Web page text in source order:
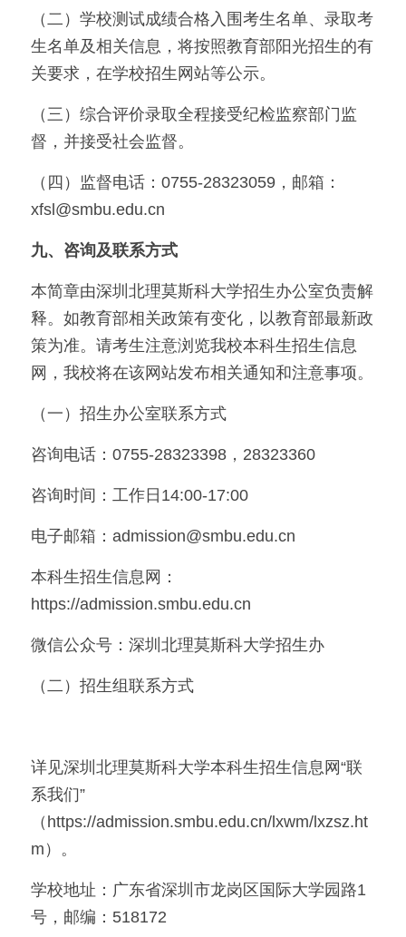
（二）学校测试成绩合格入围考生名单、录取考
生名单及相关信息，将按照教育部阳光招生的有
关要求，在学校招生网站等公示。
（三）综合评价录取全程接受纪检监察部门监
督，并接受社会监督。
（四）监督电话：0755-28323059，邮箱：
xfsl@smbu.edu.cn
九、咨询及联系方式
本简章由深圳北理莫斯科大学招生办公室负责解
释。如教育部相关政策有变化，以教育部最新政
策为准。请考生注意浏览我校本科生招生信息
网，我校将在该网站发布相关通知和注意事项。
（一）招生办公室联系方式
咨询电话：0755-28323398，28323360
咨询时间：工作日14:00-17:00
电子邮箱：admission@smbu.edu.cn
本科生招生信息网：
https://admission.smbu.edu.cn
微信公众号：深圳北理莫斯科大学招生办
（二）招生组联系方式
详见深圳北理莫斯科大学本科生招生信息网“联
系我们”
（https://admission.smbu.edu.cn/lxwm/lxzsz.ht
m）。
学校地址：广东省深圳市龙岗区国际大学园路1
号，邮编：518172